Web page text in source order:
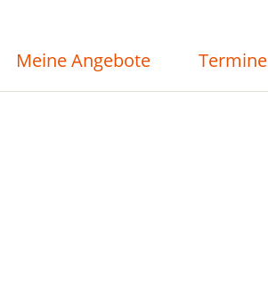
Meine Angebote Termine